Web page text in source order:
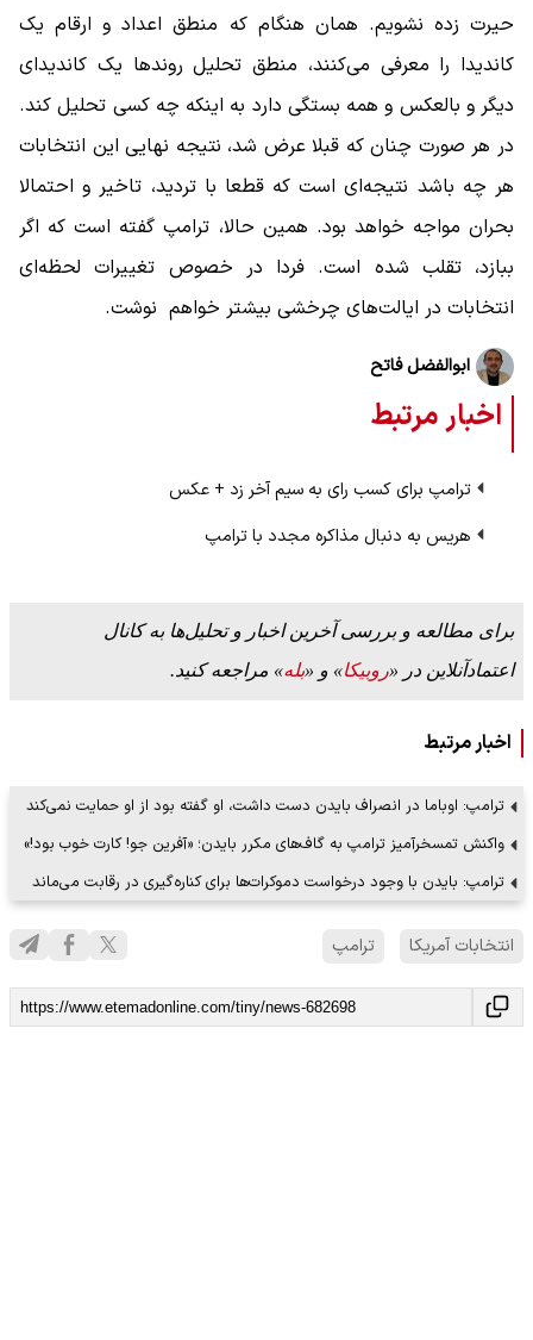
حیرت زده نشویم. همان هنگام که منطق اعداد و ارقام یک
کاندیدا را معرفی می‌کنند، منطق تحلیل روندها یک کاندیدای
دیگر و بالعکس و همه بستگی دارد به اینکه چه کسی تحلیل کند.
در هر صورت چنان که قبلا عرض شد، نتیجه نهایی این انتخابات
هر چه باشد نتیجه‌ای است که قطعا با تردید، تاخیر و احتمالا
بحران مواجه خواهد بود. همین حالا، ترامپ گفته است که اگر
ببازد، تقلب شده است. فردا در خصوص تغییرات لحظه‌ای
انتخابات در ایالت‌های چرخشی بیشتر خواهم نوشت.
ابوالفضل فاتح
اخبار مرتبط
ترامپ برای کسب رای به سیم آخر زد + عکس
هریس به دنبال مذاکره مجدد با ترامپ
برای مطالعه و بررسی آخرین اخبار و تحلیل‌ها به کانال
اعتمادآنلاین در «روبیکا» و «بله» مراجعه کنید.
اخبار مرتبط
ترامپ: اوباما در انصراف بایدن دست داشت،‌ او گفته بود از او حمایت نمی‌کند
واکنش تمسخرآمیز ترامپ به گاف‌های مکرر بایدن؛ «آفرین جو! کارت خوب بود!»
ترامپ: بایدن با وجود درخواست‌ دموکرات‌ها برای کناره‌گیری در رقابت می‌ماند
انتخابات آمریکا ترامپ